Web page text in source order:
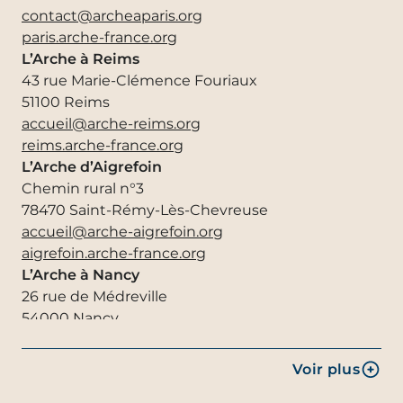
72220 saint-mars-d’outillé
accueil@arche-laruisselee.org
la-ruisselee.arche-france.org
L’Arche Le Sénevé
16 rue de la Bournelle
44690 la haye-fouassière
accueil@arche-seneve.org
seneve.arche-france.org
contact@archeaparis.org
paris.arche-france.org
L’Arche à Reims
43 rue Marie-Clémence Fouriaux
51100 Reims
accueil@arche-reims.org
reims.arche-france.org
L’Arche d’Aigrefoin
Chemin rural n°3
78470 Saint-Rémy-Lès-Chevreuse
accueil@arche-aigrefoin.org
aigrefoin.arche-france.org
L’Arche à Nancy
26 rue de Médreville
54000 Nancy
Voir plus